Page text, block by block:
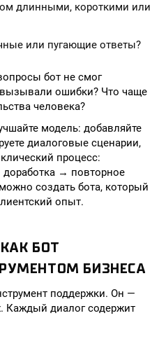
длинными, короткими или
или пугающие ответы?
бот не смог
ошибки? Что чаще
человека?
модель: добавляйте
диалоговые сценарии,
процесс:
→ повторное
создать бота, который
опыт.
БОТ
БИЗНЕСА
поддержки. Он —
диалог содержит